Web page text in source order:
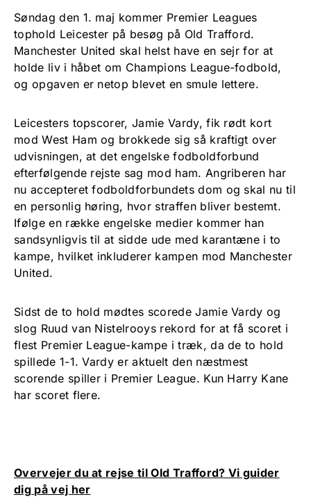
Søndag den 1. maj kommer Premier Leagues
tophold Leicester på besøg på Old Trafford.
Manchester United skal helst have en sejr for at
holde liv i håbet om Champions League-fodbold,
og opgaven er netop blevet en smule lettere.
Leicesters topscorer, Jamie Vardy, fik rødt kort
mod West Ham og brokkede sig så kraftigt over
udvisningen, at det engelske fodboldforbund
efterfølgende rejste sag mod ham. Angriberen har
nu accepteret fodboldforbundets dom og skal nu til
en personlig høring, hvor straffen bliver bestemt.
Ifølge en række engelske medier kommer han
sandsynligvis til at sidde ude med karantæne i to
kampe, hvilket inkluderer kampen mod Manchester
United.
Sidst de to hold mødtes scorede Jamie Vardy og
slog Ruud van Nistelrooys rekord for at få scoret i
flest Premier League-kampe i træk, da de to hold
spillede 1-1. Vardy er aktuelt den næstmest
scorende spiller i Premier League. Kun Harry Kane
har scoret flere.
Overvejer du at rejse til Old Trafford? Vi guider
dig på vej her